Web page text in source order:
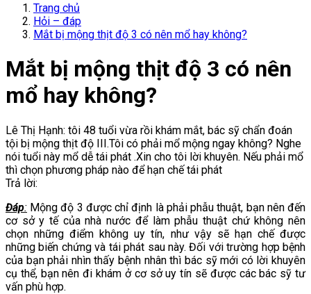
Trang chủ
Hỏi – đáp
Mắt bị mộng thịt độ 3 có nên mổ hay không?
Mắt bị mộng thịt độ 3 có nên
mổ hay không?
Lê Thị Hạnh: tôi 48 tuổi vừa rồi khám mắt, bác sỹ chẩn đoán
tội bị mộng thịt độ III.Tôi có phải mổ mộng ngay không? Nghe
nói tuổi này mổ dễ tái phát .Xin cho tôi lời khuyên. Nếu phải mổ
thì chọn phương pháp nào để hạn chế tái phát
Trả lời:
Đáp: Mộng độ 3 được chỉ định là phải phẫu thuật, bạn nên đến
cơ sở y tế của nhà nước để làm phẫu thuật chứ không nên
chọn những điểm không uy tín, như vậy sẽ hạn chế được
những biến chứng và tái phát sau này. Đối với trường hợp bệnh
của bạn phải nhìn thấy bệnh nhân thì bác sỹ mới có lời khuyên
cụ thể, bạn nên đi khám ở cơ sở uy tín sẽ được các bác sỹ tư
vấn phù hợp.